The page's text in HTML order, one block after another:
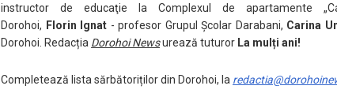
instructor de educaţie la Complexul de apartamente
Dorohoi, Florin Ignat - profesor Grupul Școlar Darabani, Carina
Dorohoi. Redacția Dorohoi Newsurează tuturor La mulți ani!
Completează lista sărbătoriților din Dorohoi, la